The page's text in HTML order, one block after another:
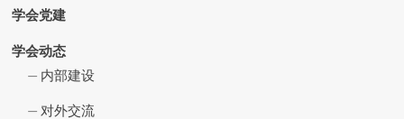
学会党建
学会动态
内部建设
对外交流